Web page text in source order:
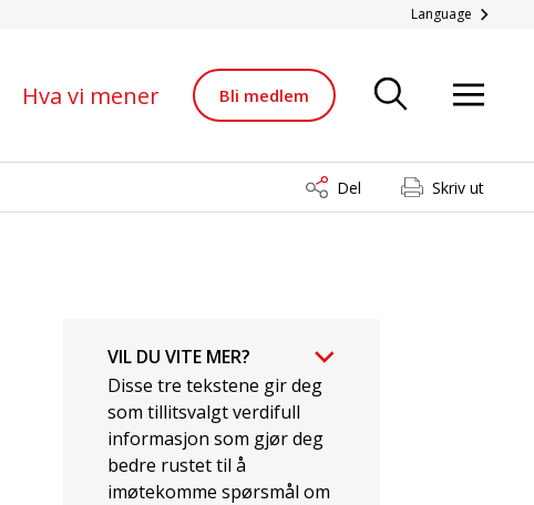
og ved Language
Hva vi mener Bli medlem
Del Skriv ut
VIL DU VITE MER?
Disse tre tekstene gir deg
som tillitsvalgt verdifull
informasjon som gjør deg
bedre rustet til å
imøtekomme spørsmål om